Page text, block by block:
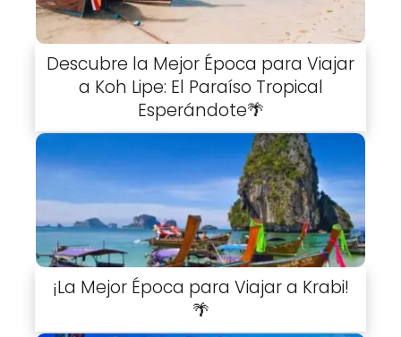
Descubre la Mejor Época para Viajar
a Koh Lipe: El Paraíso Tropical
Esperándote🌴
¡La Mejor Época para Viajar a Krabi!
🌴